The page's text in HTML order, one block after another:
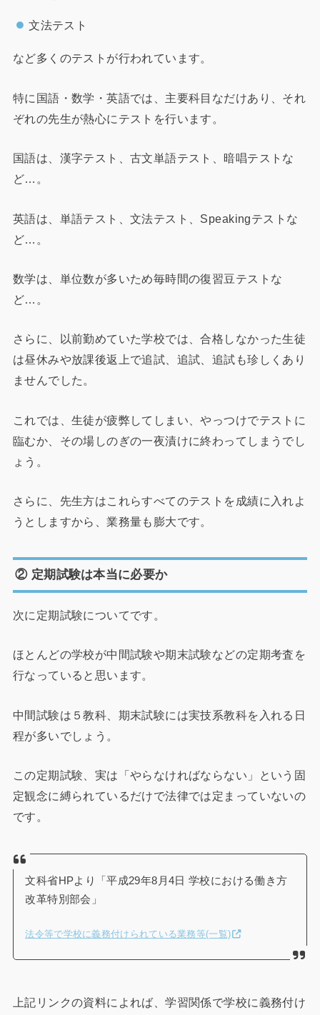
文法テスト
など多くのテストが行われています。
特に国語・数学・英語では、主要科目なだけあり、それ
ぞれの先生が熱心にテストを行います。
国語は、漢字テスト、古文単語テスト、暗唱テストな
ど…。
英語は、単語テスト、文法テスト、Speakingテストな
ど…。
数学は、単位数が多いため毎時間の復習豆テストな
ど…。
さらに、以前勤めていた学校では、合格しなかった生徒
は昼休みや放課後返上で追試、追試、追試も珍しくあり
ませんでした。
これでは、生徒が疲弊してしまい、やっつけでテストに
臨むか、その場しのぎの一夜漬けに終わってしまうでし
ょう。
さらに、先生方はこれらすべてのテストを成績に入れよ
うとしますから、業務量も膨大です。
② 定期試験は本当に必要か
次に定期試験についてです。
ほとんどの学校が中間試験や期末試験などの定期考査を
行なっていると思います。
中間試験は５教科、期末試験には実技系教科を入れる日
程が多いでしょう。
この定期試験、実は「やらなければならない」という固
定観念に縛られているだけで法律では定まっていないの
です。
文科省HPより「平成29年8月4日 学校における働き方
改革特別部会」
法令等で学校に義務付けられている業務等(一覧)
上記リンクの資料によれば、学習関係で学校に義務付け